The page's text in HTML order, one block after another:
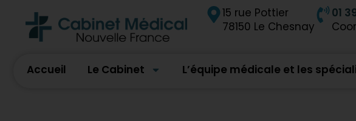
principal
15 rue Pottier
78150 Le Chesnay
01
Accueil Le Cabinet L’équipe médicale et les